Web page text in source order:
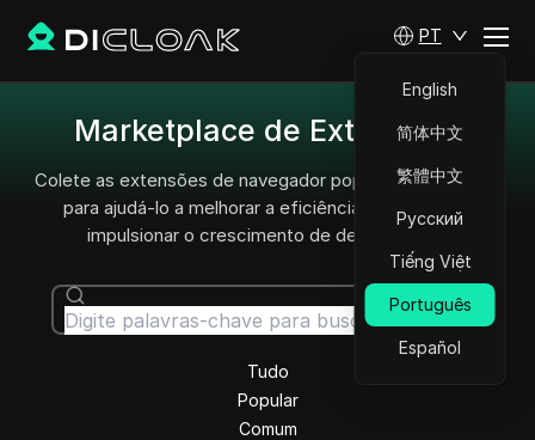
PT
English
简体中文
繁體中文
Русский
Tiếng Việt
Português
Español
Marketplace de Extensões
Colete as extensões de navegador populares deste ano
para ajudá-lo a melhorar a eficiência no trabalho e
impulsionar o crescimento de desempenho.
Pesquisar
Tudo
Popular
Comum